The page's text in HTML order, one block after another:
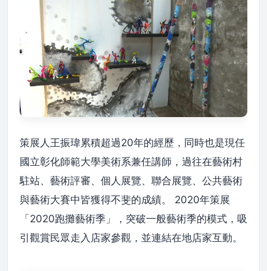
策展人王振瑋累積超過20年的經歷，同時也是現任
國立彰化師範大學美術系兼任講師，過往在藝術村
駐站、藝術評審、個⼈展覽、聯合展覽、公共藝術
與藝術大賽中皆獲得不斐的成績。 2020年策展
「2020跑攤藝術季」，突破一般藝術季的模式，吸
引觀賞民眾走入店家參觀，並連結在地店家互動。